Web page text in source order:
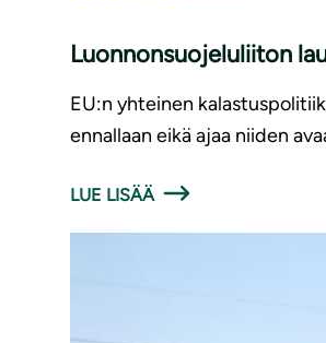
Luonnonsuojeluliiton
EU:n yhteinen
ennallaan eikä ajaa niiden
LUE LISÄÄ